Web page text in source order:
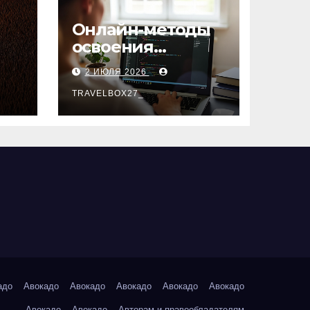
Онлайн-методы
освоения
актуальных
профессий
2 ИЮЛЯ 2026
TRAVELBOX27_
Авокадо Авокадо Авокадо Авокадо Авокадо